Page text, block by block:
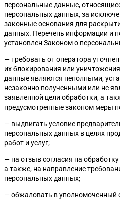
персональные данные,
персональных данных, за
законные основания для
данных. Перечень информации и
установлен Законом о
— требовать от оператора
их блокирования или
данные являются неполными,
незаконно полученными или не
заявленной цели обработки, а
предусмотренные законом меры
— выдвигать условие
персональных данных в целях
работ и услуг;
— на отзыв согласия на
а также, на направление
персональных данных;
— обжаловать в уполномоченный